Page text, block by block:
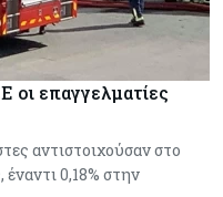
επαγγελματίες
αντιστοιχούσαν στο
0,18% στην